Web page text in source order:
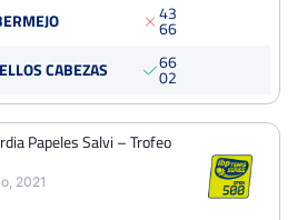
67
«Club de Tennis Bara»
2022
4
6
3
6
CABEZAS 6
0
6
2
Papeles Salvi – Trofeo
2021